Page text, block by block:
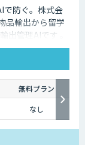
で防ぐ。株式会
品輸出から留学
出管理AIです 。
ワーク分析で目
無料プラン
なし